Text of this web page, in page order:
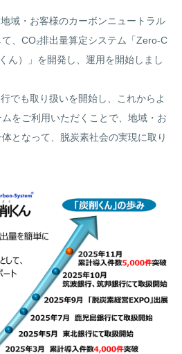
域・お客様のカーボンニュートラル
、CO₂排出量算定システム「Zero-C
ん）」を開発し、運用を開始しまし
でも取り扱いを開始し、これからよ
をご利用いただくことで、地域・お
となって、脱炭素社会の実現に取り